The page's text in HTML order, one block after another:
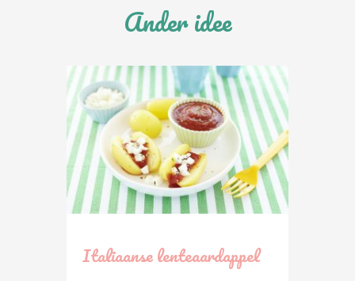
Ander idee
Italiaanse lenteaardappel